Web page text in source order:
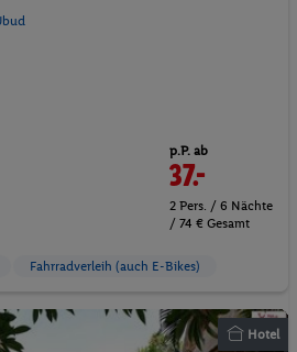
p.P. ab
37.-
2 Pers. / 6 Nächte
/ 74 € Gesamt
Fahrradverleih (auch E-Bikes)
Hotel